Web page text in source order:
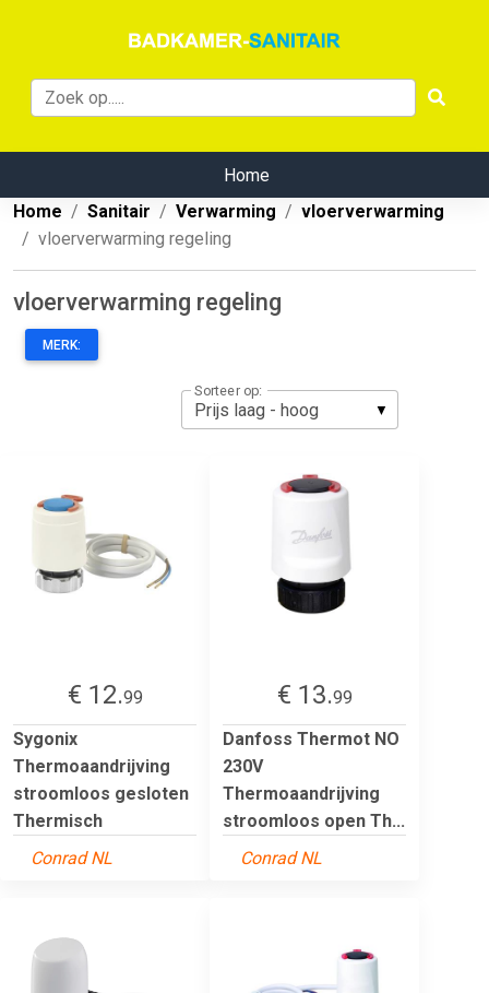
Home
Home
Sanitair Verwarming
vloerverwarming
vloerverwarming regeling
vloerverwarming regeling
MERK:
Sorteer op:
€ 12.99
Sygonix
Thermoaandrijving
stroomloos gesloten
Thermisch
Conrad NL
€ 13.99
Danfoss Thermot NO
230V
Thermoaandrijving
stroomloos open Th...
Conrad NL